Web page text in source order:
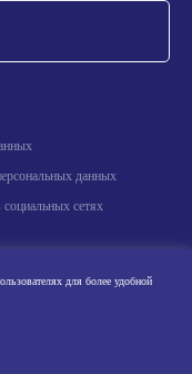
данных
сетях
АО «Сервье» на
Все права защищены
для более удобной